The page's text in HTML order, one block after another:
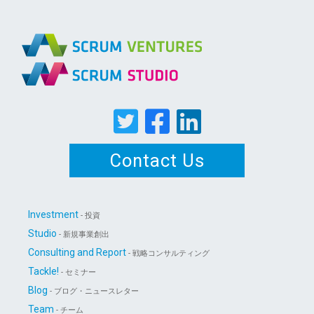
Contact Us
Investment - 投資
Studio - 新規事業創出
Consulting and Report - 戦略コンサルティング
Tackle! - セミナー
Blog - ブログ・ニュースレター
Team - チーム